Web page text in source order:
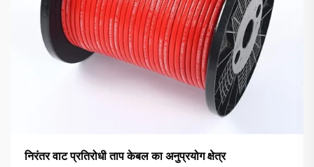
निरंतर वाट प्रतिरोधी ताप केबल का अनुप्रयोग क्षेत्र